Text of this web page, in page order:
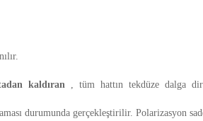
kaldıran , tüm hattın tekdüze dalga
durumunda gerçekleştirilir. Polarizasyon